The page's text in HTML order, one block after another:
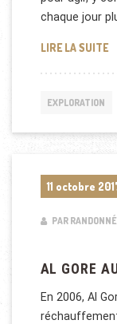
chaque jour
LIRE LA SUITE
EXPLORATION
11 octobre
PAR
AL GORE
En 2006, Al